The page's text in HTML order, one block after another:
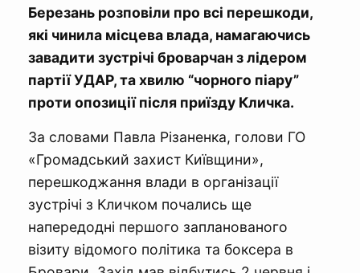
Березань розповіли про всі перешкоди,
які чинила місцева влада, намагаючись
завадити зустрічі броварчан з лідером
партії УДАР, та хвилю “чорного піару”
проти опозиції після приїзду Кличка.
За словами Павла Різаненка, голови ГО
«Громадський захист Київщини»,
перешкоджання влади в організації
зустрічі з Кличком почались ще
напередодні першого запланованого
візиту відомого політика та боксера в